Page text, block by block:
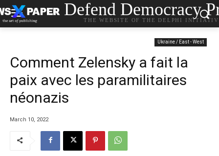
Defend Democracy
THE WEBSITE OF THE DELPHI
Ukraine / East - West
Comment Zelensky a fait la
paix avec les paramilitaires
néonazis
March 10, 2022